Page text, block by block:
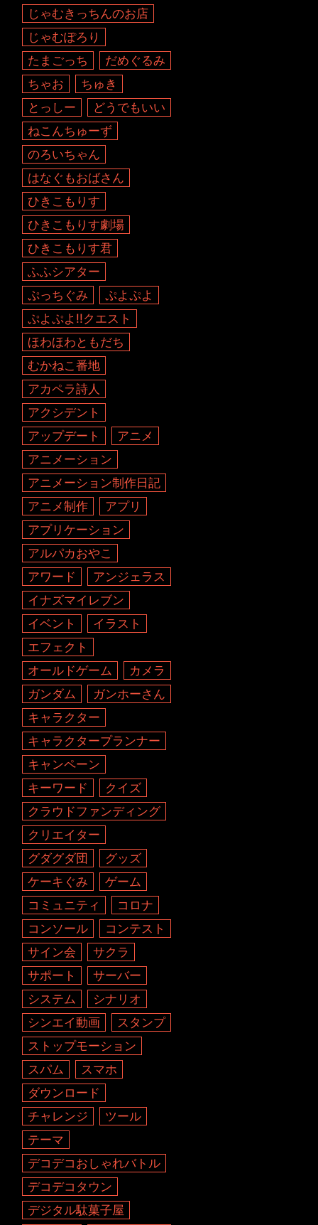
じゃむきっちんのお店
じゃむぽろり
たまごっち
だめぐるみ
ちゃお
ちゅき
とっしー
どうでもいい
ねこんちゅーず
のろいちゃん
はなぐもおばさん
ひきこもりす
ひきこもりす劇場
ひきこもりす君
ふふシアター
ぷっちぐみ
ぷよぷよ
ぷよぷよ!!クエスト
ほわほわともだち
むかねこ番地
アカペラ詩人
アクシデント
アップデート
アニメ
アニメーション
アニメーション制作日記
アニメ制作
アプリ
アプリケーション
アルパカおやこ
アワード
アンジェラス
イナズマイレブン
イベント
イラスト
エフェクト
オールドゲーム
カメラ
ガンダム
ガンホーさん
キャラクター
キャラクタープランナー
キャンペーン
キーワード
クイズ
クラウドファンディング
クリエイター
グダグダ団
グッズ
ケーキぐみ
ゲーム
コミュニティ
コロナ
コンソール
コンテスト
サイン会
サクラ
サポート
サーバー
システム
シナリオ
シンエイ動画
スタンプ
ストップモーション
スパム
スマホ
ダウンロード
チャレンジ
ツール
テーマ
デコデコおしゃれバトル
デコデコタウン
デジタル駄菓子屋